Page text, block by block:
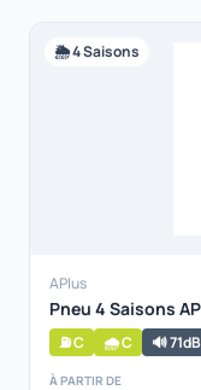
🌦️ 4 Saisons
APlus
Pneu 4 Saisons
⛽ C 🌧️ C 🔊 71dB
À PARTIR DE